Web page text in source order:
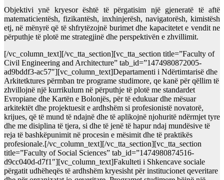
Objektivi ynë kryesor është të përgatisim një gjeneratë të aftë
matematicientësh, fizikantësh, inxhinjerësh, navigatorësh, kimistësh
etj, në mënyrë që të shfrytëzojnë burimet dhe kapacitetet e vendit ne
përputhje të plotë me strategjinë dhe perspektivën e zhvillimit.
[/vc_column_text][/vc_tta_section][vc_tta_section title=”Faculty of
Civil Engineering and Architecture” tab_id=”1474980872005-
ad9bddf3-ac57″][vc_column_text]Departamenti i Ndërtimtarisë dhe
Arkitetktures përmban tre programe studimore, qe kanë për qëllim të
zhvillojnë një kurrikulum në përputhje të plotë me standardet
Evropiane dhe Kartën e Bolonjës, për të edukuar dhe mësuar
arkitektët dhe projektuesit e ardhshëm si profesionistë novatorë,
krijues, që të mund të ndajnë dhe të aplikojnë njohuritë ndërmjet tyre
dhe me disiplina të tjera, si dhe të jenë të hapur ndaj mundësive të
reja të bashkëpunimit në procesin e mësimit dhe të praktikës
profesionale.[/vc_column_text][/vc_tta_section][vc_tta_section
title=”Faculty of Social Sciences” tab_id=”1474980874516-
d9cc040d-d7f1″][vc_column_text]Fakulteti i Shkencave sociale
përgatit udhëheqës të ardhshëm kryesisht për institucionet qeveritare